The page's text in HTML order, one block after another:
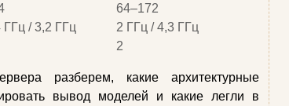
64–172
ГГц / 3,2 ГГц
2 ГГц / 4,3 ГГц
2
разберем, какие архитектурные
вывод моделей и какие легли в